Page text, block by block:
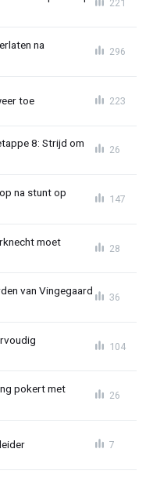
221
na
296
toe 223
8: Strijd om
26
na stunt op
147
moet
28
van Vingegaard
36
104
pokert met
26
7